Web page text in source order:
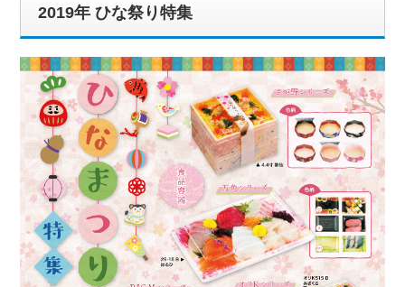
2019年 ひな祭り特集